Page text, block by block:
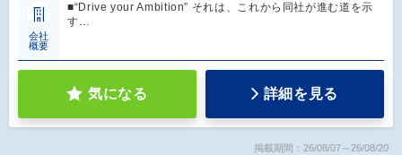
会社
概要
■“Drive your Ambition” それは、これから同社が進む道を示
す…
気になる 詳細を見る
掲載期間：26/08/07～26/08/20